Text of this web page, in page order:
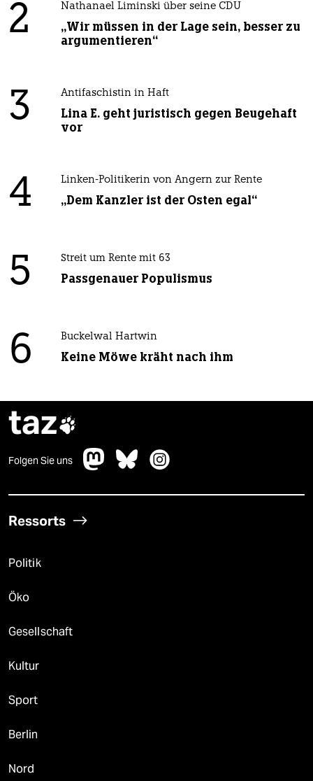
2 Nathanael Liminski über seine CDU
„Wir müssen in der Lage sein, besser zu
argumentieren“
3 Antifaschistin in Haft
Lina E. geht juristisch gegen Beugehaft
vor
4 Linken-Politikerin von Angern zur Rente
„Dem Kanzler ist der Osten egal“
5 Streit um Rente mit 63
Passgenauer Populismus
6 Buckelwal Hartwin
Keine Möwe kräht nach ihm
taz
Folgen Sie uns
Ressorts
Politik
Öko
Gesellschaft
Kultur
Sport
Berlin
Nord